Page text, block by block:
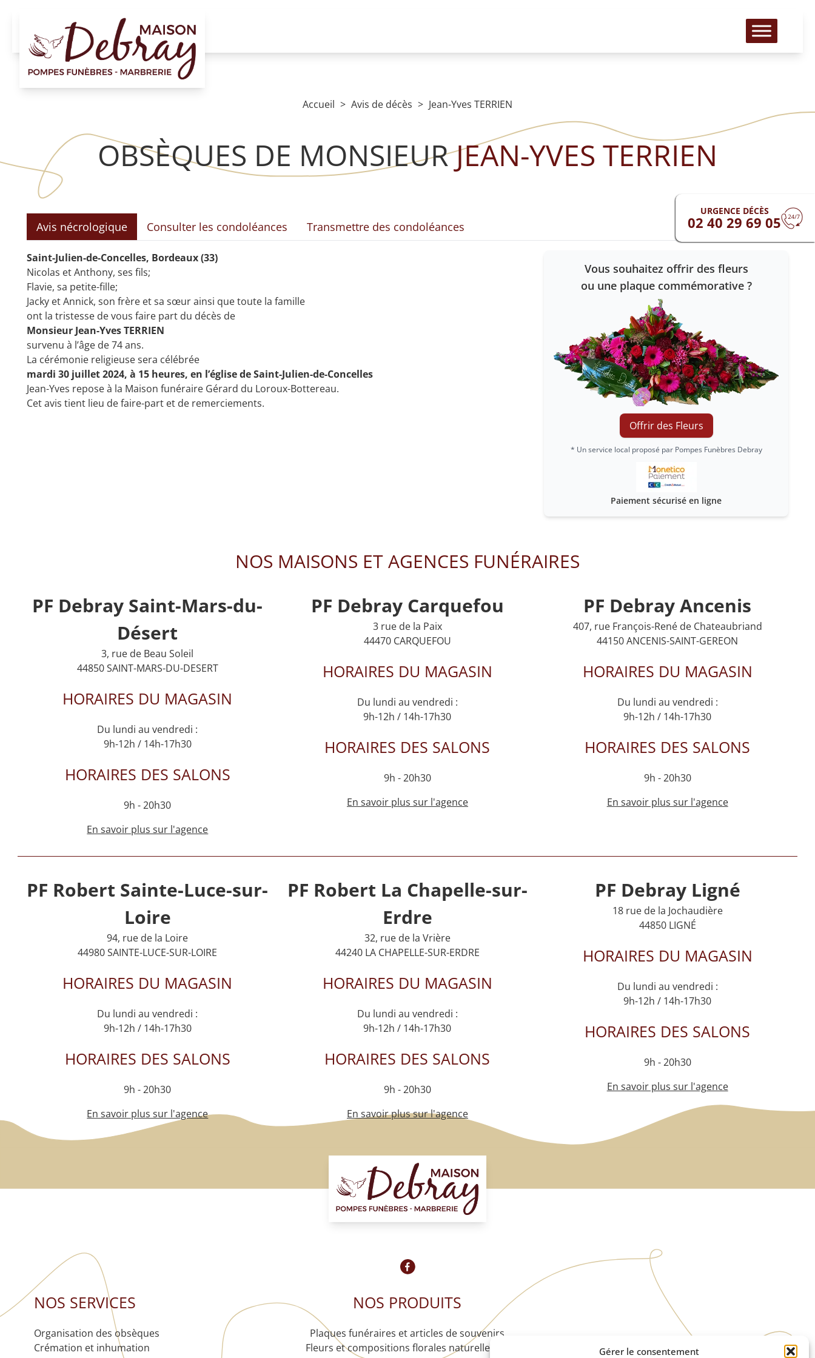
Gérer le consentement
URGENCE DÉCÈS
02 40 29 69 05
Accueil Avis de décès Jean-Yves TERRIEN
OBSÈQUES DE MONSIEURJEAN-YVES TERRIEN
Avis nécrologique Consulter les condoléances Transmettre des condoléances
Saint-Julien-de-Concelles, Bordeaux (33)
Nicolas et Anthony, ses fils;
Flavie, sa petite-fille;
Jacky et Annick, son frère et sa sœur ainsi que toute la famille
ont la tristesse de vous faire part du décès de
Monsieur Jean-Yves TERRIEN
survenu à l’âge de 74 ans.
La cérémonie religieuse sera célébrée
mardi 30 juillet 2024, à 15 heures, en l’église de Saint-Julien-de-Concelles
Jean-Yves repose à la Maison funéraire Gérard du Loroux-Bottereau.
Cet avis tient lieu de faire-part et de remerciements.
Vous souhaitez offrir des fleurs
ou une plaque commémorative ?
Offrir des Fleurs
* Un service local proposé par Pompes Funèbres Debray
Paiement sécurisé en ligne
NOS MAISONS ET AGENCES FUNÉRAIRES
PF Debray Saint-Mars-du-
Désert
3, rue de Beau Soleil
44850 SAINT-MARS-DU-DESERT
HORAIRES DU MAGASIN
Du lundi au vendredi :
9h-12h / 14h-17h30
HORAIRES DES SALONS
9h - 20h30
En savoir plus sur l'agence
PF Debray Carquefou
3 rue de la Paix
44470 CARQUEFOU
HORAIRES DU MAGASIN
Du lundi au vendredi :
9h-12h / 14h-17h30
HORAIRES DES SALONS
9h - 20h30
En savoir plus sur l'agence
PF Debray Ancenis
407, rue François-René de Chateaubriand
44150 ANCENIS-SAINT-GEREON
HORAIRES DU MAGASIN
Du lundi au vendredi :
9h-12h / 14h-17h30
HORAIRES DES SALONS
9h - 20h30
En savoir plus sur l'agence
PF Robert Sainte-Luce-sur-
Loire
94, rue de la Loire
44980 SAINTE-LUCE-SUR-LOIRE
HORAIRES DU MAGASIN
Du lundi au vendredi :
9h-12h / 14h-17h30
HORAIRES DES SALONS
9h - 20h30
En savoir plus sur l'agence
PF Robert La Chapelle-sur-
Erdre
32, rue de la Vrière
44240 LA CHAPELLE-SUR-ERDRE
HORAIRES DU MAGASIN
Du lundi au vendredi :
9h-12h / 14h-17h30
HORAIRES DES SALONS
9h - 20h30
En savoir plus sur l'agence
PF Debray Ligné
18 rue de la Jochaudière
44850 LIGNÉ
HORAIRES DU MAGASIN
Du lundi au vendredi :
9h-12h / 14h-17h30
HORAIRES DES SALONS
9h - 20h30
En savoir plus sur l'agence
NOS SERVICES
Organisation des obsèques
Crémation et inhumation
NOS PRODUITS
Plaques funéraires et articles de souvenirs
Fleurs et compositions florales naturelles ou